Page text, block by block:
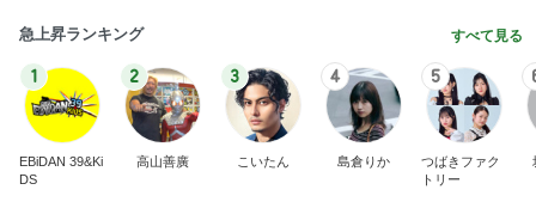
急上昇ランキング すべて見る
1
EBiDAN 39&Ki
DS
2
高山善廣
3
こいたん
4
島倉りか
5
つばきファク
トリー